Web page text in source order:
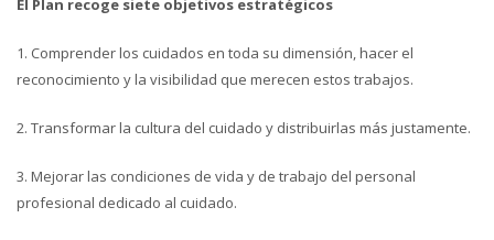
El Plan recoge siete objetivos estratégicos
1. Comprender los cuidados en toda su dimensión, hacer el
reconocimiento y la visibilidad que merecen estos trabajos.
2. Transformar la cultura del cuidado y distribuirlas más justamente.
3. Mejorar las condiciones de vida y de trabajo del personal
profesional dedicado al cuidado.